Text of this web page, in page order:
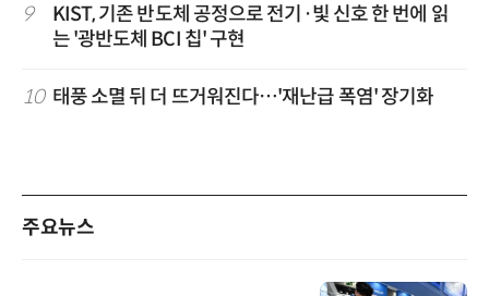
9
KIST, 기존 반도체 공정으로 전기·빛 신호 한 번에 읽
는 '광반도체 BCI 칩' 구현
10 태풍 소멸 뒤 더 뜨거워진다…'재난급 폭염' 장기화
주요뉴스